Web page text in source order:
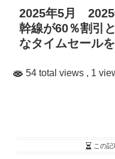
2025年5月 2025
幹線が60％割引
なタイムセール
54 total views , 1
この記